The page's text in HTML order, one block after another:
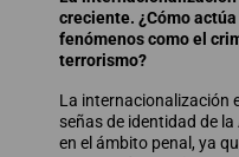
creciente. ¿Cómo
fenómenos como el
terrorismo?
La internacionalización
señas de identidad de
en el ámbito penal, ya